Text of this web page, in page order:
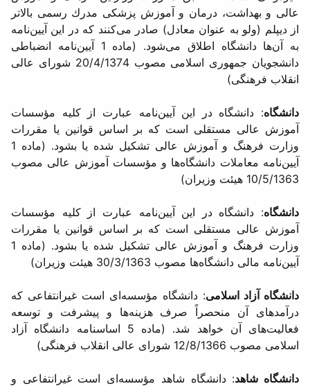
عالی و بهداشت، درمان و آموزش پزشكی مدرك رسمی بالاتر
از دیپلم (ولو به عنوان معادل) صادر می‌كنند كه در این آیین‌نامه
به آن‌ها دانشگاه اطلاق می‌شود. (ماده 1 آیین‌نامه انضباطی
دانشجویان جمهوری اسلامی مصوب 20/4/1374 شورای عالی
انقلاب فرهنگی)
دانشگاه: دانشگاه در این آیین‌نامه عبارت از كلیه مؤسسات
آموزش عالی مستقلی است كه بر اساس قوانین یا مقررات
وزارت فرهنگ و آموزش عالی تشكیل شده یا بشود. (ماده 1
آیین‌نامه معاملات دانشگاه‌ها و مؤسسات آموزش عالی مصوب
10/5/1363 هیئت وزیران)
دانشگاه: دانشگاه در این آیین‌نامه عبارت از كلیه مؤسسات
آموزش عالی مستقلی است كه بر اساس قوانین یا مقررات
وزارت فرهنگ و آموزش عالی تشكیل شده یا بشود. (ماده 1
آیین‌نامه مالی دانشگاه‌ها مصوب 30/3/1363 هیئت وزیران)
دانشگاه آزاد اسلامی: دانشگاه مؤسسه‌ای است غیرانتفاعی كه
درآمدهای آن منحصراً صرف هزینه‌ها و پیشرفت و توسعه
فعالیت‌های آن خواهد شد. (ماده 5 اساسنامه دانشگاه آزاد
اسلامی مصوب 12/8/1366 شورای عالی انقلاب فرهنگی)
دانشگاه شاهد: دانشگاه شاهد مؤسسه‌ای است غیرانتفاعی و